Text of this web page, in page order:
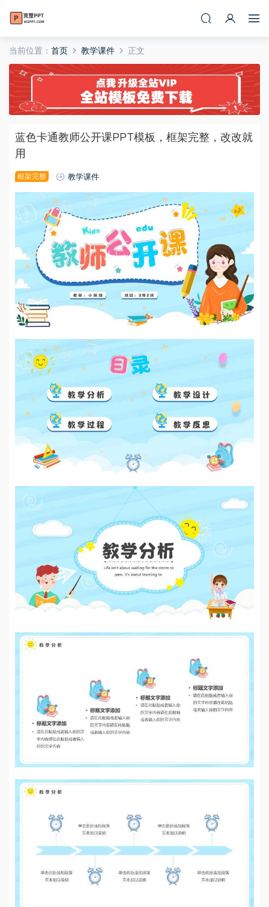
当前位置： 首页 教学课件 正文
蓝色卡通教师公开课PPT模板，框架完整，改改就
用
框架完整 教学课件